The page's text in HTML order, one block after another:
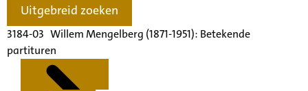
Uitgebreid zoeken
3184-03 Willem Mengelberg (1871-1951): Betekende
partituren